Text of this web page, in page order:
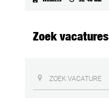
Zoek vacatures